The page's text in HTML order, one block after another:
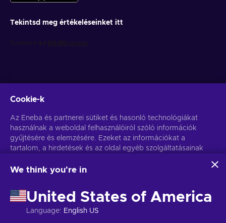
Tekintsd meg értékeléseinket itt
Feliratkozás
You can unsubscribe at any time. Visit Privacy noticefor more
Cookie-k
Az Eneba és partnerei sütiket és hasonló technológiákat
használnak a weboldal felhasználóiról szóló információk
gyűjtésére és elemzésére. Ezeket az információkat a
tartalom, a hirdetések és az oldal egyéb szolgáltatásainak
hirdetések személyre szabásához is felhasználhatjuk.
ahhoz, hogy az Eneba és partnerei ezeket a technológiákat
használják. Hozzájárulását a 'Testreszabás' gombra kattintva
módosíthatja.
We think you're in
United States of America
Language: English US